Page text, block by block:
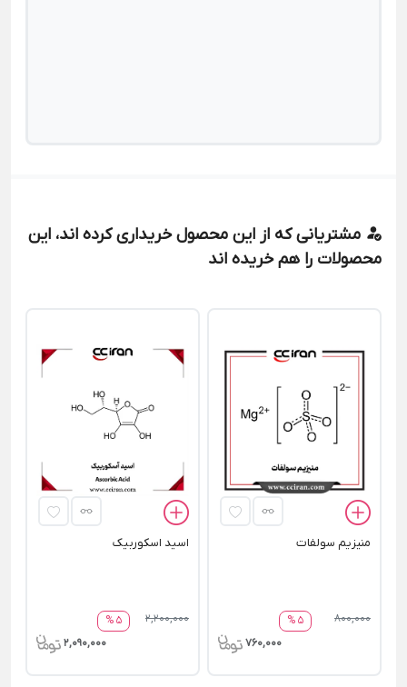
مشتریانی که از این محصول خریداری کرده اند، این
محصولات را هم خریده اند
منیزیم سولفات
5 %
800,000
760,000
اسید اسکوربیک
5 %
2,200,000
2,090,000